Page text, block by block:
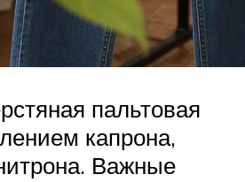
пальтовая
капрона,
Важные